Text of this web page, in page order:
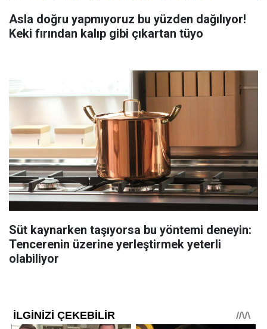
Asla doğru yapmıyoruz bu yüzden dağılıyor!
Keki fırından kalıp gibi çıkartan tüyo
Süt kaynarken taşıyorsa bu yöntemi deneyin:
Tencerenin üzerine yerleştirmek yeterli
olabiliyor